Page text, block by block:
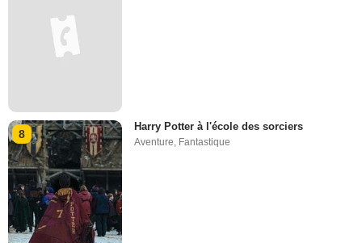
8
Harry Potter à l'école des sorciers
Aventure, Fantastique